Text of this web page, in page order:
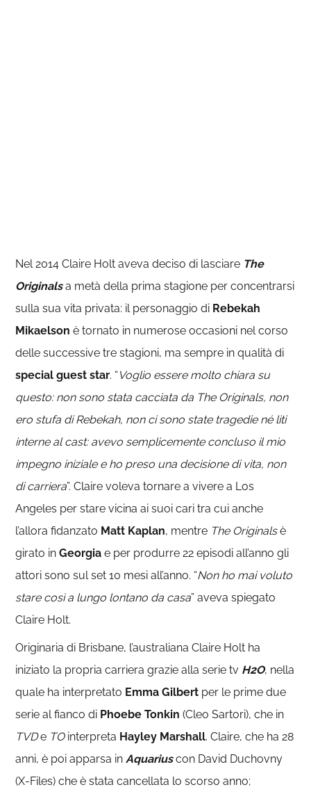
Nel 2014 Claire Holt aveva deciso di lasciare The
Originalsa metà della prima stagione per concentrarsi
sulla sua vita privata: il personaggio di Rebekah
Mikaelson è tornato in numerose occasioni nel corso
delle successive tre stagioni, ma sempre in qualità di
special guest star. “ Voglio essere molto chiara su
questo: non sono stata cacciata da The Originals, non
ero stufa di Rebekah, non ci sono state tragedie né liti
interne al cast: avevo semplicemente concluso il mio
impegno iniziale e ho preso una decisione di vita, non
di carriera”. Claire voleva tornare a vivere a Los
Angeles per stare vicina ai suoi cari tra cui anche
l’allora fidanzato Matt Kaplan, mentre The Originalsè
girato inGeorgia e per produrre 22 episodi all’anno gli
attori sono sul set 10 mesi all’anno. “Non ho mai voluto
stare così a lungo lontano da casa” aveva spiegato
Claire Holt.
Originaria di Brisbane, l’australiana Claire Holt ha
iniziato la propria carriera grazie alla serie tv H2O, nella
quale ha interpretato Emma Gilbert per le prime due
serie al fianco di Phoebe Tonkin (Cleo Sartori), che in
TVDe TOinterpreta Hayley Marshall. Claire, che ha 28
anni, è poi apparsa inAquariuscon David Duchovny
(X-Files) che è stata cancellata lo scorso anno;